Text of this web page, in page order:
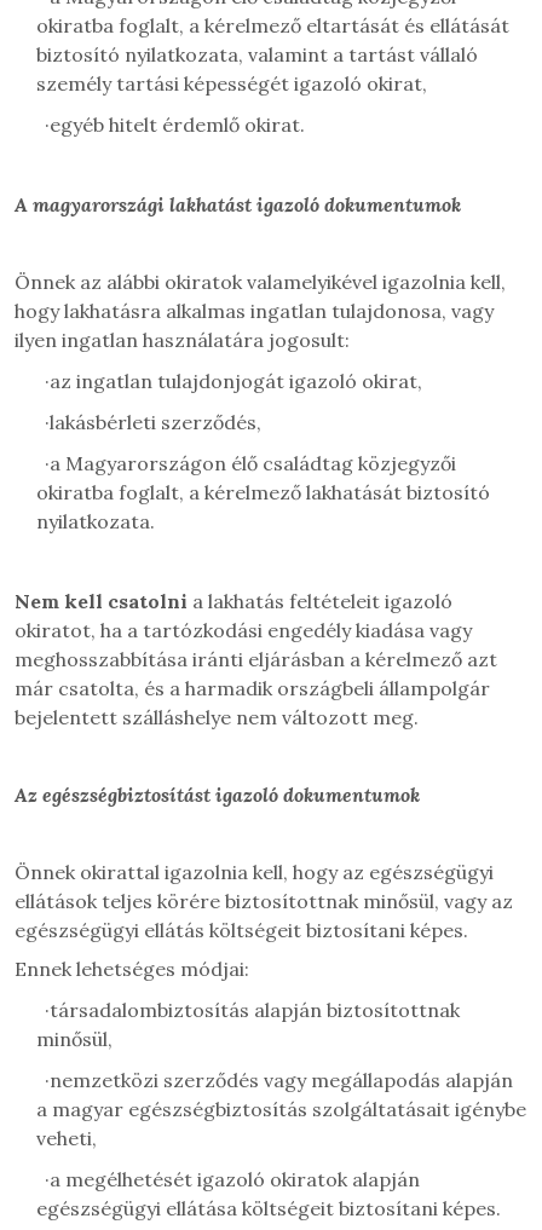
okiratba foglalt, a kérelmező eltartását és ellátását
biztosító nyilatkozata, valamint a tartást vállaló
személy tartási képességét igazoló okirat,
·egyéb hitelt érdemlő okirat.
A magyarországi lakhatást igazoló dokumentumok
Önnek az alábbi okiratok valamelyikével igazolnia kell,
hogy lakhatásra alkalmas ingatlan tulajdonosa, vagy
ilyen ingatlan használatára jogosult:
·az ingatlan tulajdonjogát igazoló okirat,
·lakásbérleti szerződés,
·a Magyarországon élő családtag közjegyzői
okiratba foglalt, a kérelmező lakhatását biztosító
nyilatkozata.
Nem kell csatolni a lakhatás feltételeit igazoló
okiratot, ha a tartózkodási engedély kiadása vagy
meghosszabbítása iránti eljárásban a kérelmező azt
már csatolta, és a harmadik országbeli állampolgár
bejelentett szálláshelye nem változott meg.
Az egészségbiztosítást igazoló dokumentumok
Önnek okirattal igazolnia kell, hogy az egészségügyi
ellátások teljes körére biztosítottnak minősül, vagy az
egészségügyi ellátás költségeit biztosítani képes.
Ennek lehetséges módjai:
·társadalombiztosítás alapján biztosítottnak
minősül,
·nemzetközi szerződés vagy megállapodás alapján
a magyar egészségbiztosítás szolgáltatásait igénybe
veheti,
·a megélhetését igazoló okiratok alapján
egészségügyi ellátása költségeit biztosítani képes.